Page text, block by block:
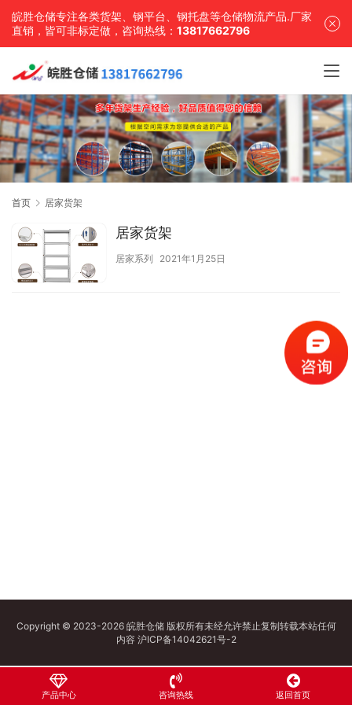
皖胜仓储专注各类货架、钢平台、钢托盘等仓储物流产品.厂家
直销，皆可非标定做，咨询热线： 13817662796
首页 居家货架
居家货架
居家系列 2021年1月25日
Copyright © 2023-2026 皖胜仓储 版权所有未经允许禁止复制转载本站任何
内容 沪ICP备14042621号-2
产品中心 咨询热线 返回首页